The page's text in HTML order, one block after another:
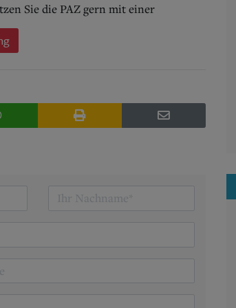
Sie die PAZ gern mit einer